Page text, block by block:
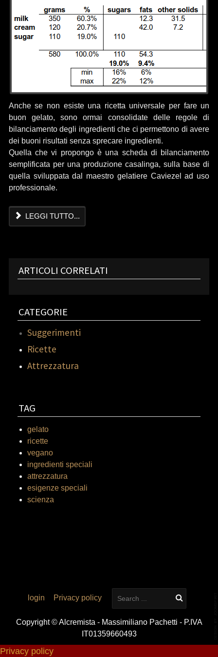
Anche se non esiste una ricetta universale per fare un
buon gelato, sono ormai consolidate delle regole di
bilanciamento degli ingredienti che ci permettono di avere
dei buoni risultati senza sprecare ingredienti.
Quella che vi propongo è una scheda di bilanciamento
semplificata per una produzione casalinga, sulla base di
quella sviluppata dal maestro gelatiere Caviezel ad uso
professionale.
LEGGI TUTTO...
ARTICOLI CORRELATI
CATEGORIE
Suggerimenti
Ricette
Attrezzatura
TAG
gelato
ricette
vegano
ingredienti speciali
attrezzatura
esigenze speciali
scienza
login Privacy policy
Copyright © Alcremista - Massimiliano Pachetti - P.IVA
IT01359660493
Privacy policy